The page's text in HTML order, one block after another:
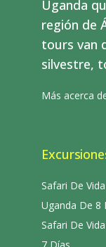
Uganda
región de
tours van
silvestre,
Más acerca
Safari De
Uganda De 8
Safari De